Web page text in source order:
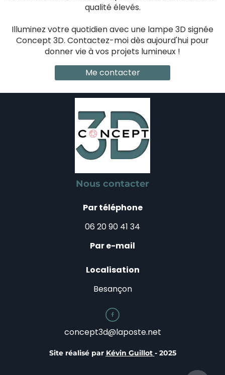
qualité élevés.
Illuminez votre quotidien avec une lampe 3D signée
Concept 3D. Contactez-moi dès aujourd'hui pour
donner vie à vos projets lumineux !
Me contacter
Nous contacter
Par téléphone
06 20 90 41 34
Par e-mail
Localisation
Besançon

concept3d@laposte.net
Site réalisé par Kévin Guillot - 2025